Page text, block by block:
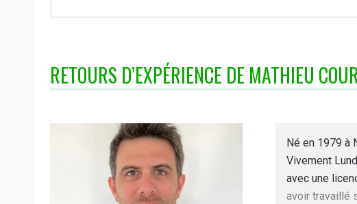
RETOURS D’EXPÉRIENCE DE MATHIEU
Né en 1979 à
Vivement
avec une
avoir travaillé